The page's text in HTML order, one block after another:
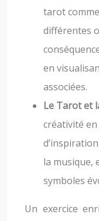
tarot
différentes
en
associées.
Le Tarot et
créativité
la musique,
symboles
Un exercice